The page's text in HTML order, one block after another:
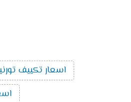
اسعار تكييف تورنيدو